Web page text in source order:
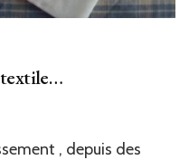
textile…
, depuis des